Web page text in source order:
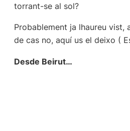
torrant-se al sol?
Probablement ja lhaureu
de cas no, aquí us el deixo (
Desde Beirut…